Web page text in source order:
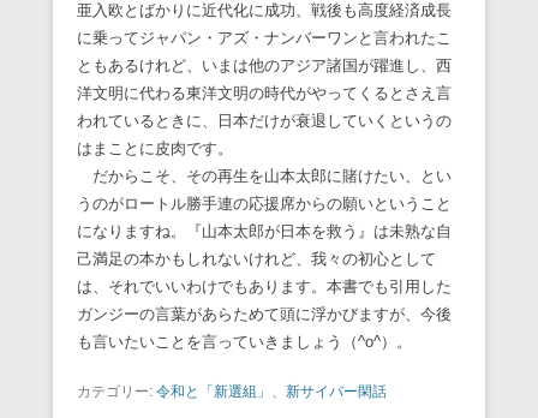
亜入欧とばかりに近代化に成功、戦後も高度経済成長
に乗ってジャパン・アズ・ナンバーワンと言われたこ
ともあるけれど、いまは他のアジア諸国が躍進し、西
洋文明に代わる東洋文明の時代がやってくるとさえ言
われているときに、日本だけが衰退していくというの
はまことに皮肉です。
だからこそ、その再生を山本太郎に賭けたい、とい
うのがロートル勝手連の応援席からの願いということ
になりますね。『山本太郎が日本を救う』は未熟な自
己満足の本かもしれないけれど、我々の初心として
は、それでいいわけでもあります。本書でも引用した
ガンジーの言葉があらためて頭に浮かびますが、今後
も言いたいことを言っていきましょう（^o^）。
カテゴリー: 令和と「新選組」 、 新サイバー閑話